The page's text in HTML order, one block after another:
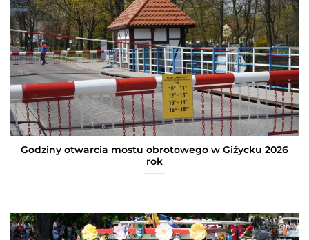
Godziny otwarcia mostu obrotowego w Giżycku 2026
rok